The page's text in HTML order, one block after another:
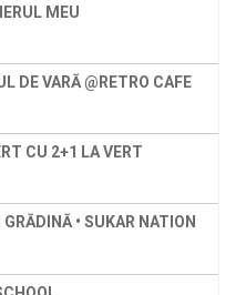
MEU
DE VARĂ @RETRO CAFE
CU 2+1 LA VERT
• SUKAR NATION